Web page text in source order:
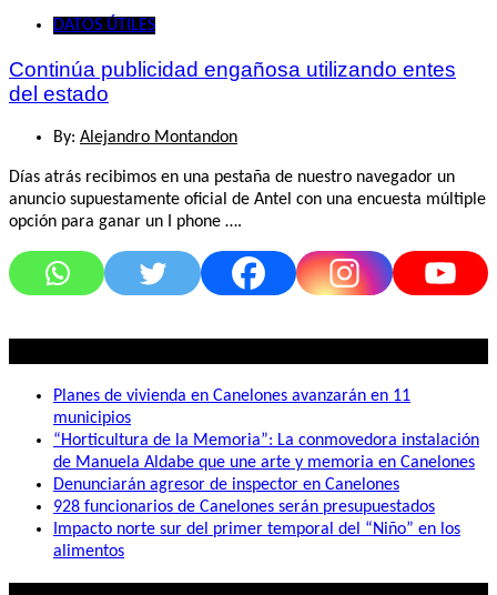
DATOS ÚTILES
Continúa publicidad engañosa utilizando entes
del estado
By: Alejandro Montandon
Días atrás recibimos en una pestaña de nuestro navegador un
anuncio supuestamente oficial de Antel con una encuesta múltiple
opción para ganar un I phone ….
Planes de vivienda en Canelones avanzarán en 11
municipios
“Horticultura de la Memoria”: La conmovedora instalación
de Manuela Aldabe que une arte y memoria en Canelones
Denunciarán agresor de inspector en Canelones
928 funcionarios de Canelones serán presupuestados
Impacto norte sur del primer temporal del “Niño” en los
alimentos